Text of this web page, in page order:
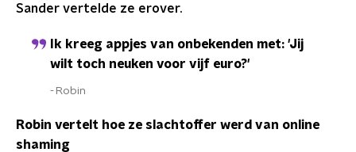
Sander vertelde ze erover.
Ik kreeg appjes van onbekenden met: 'Jij
wilt toch neuken voor vijf euro?'
Robin
Robin vertelt hoe ze slachtoffer werd van online
shaming